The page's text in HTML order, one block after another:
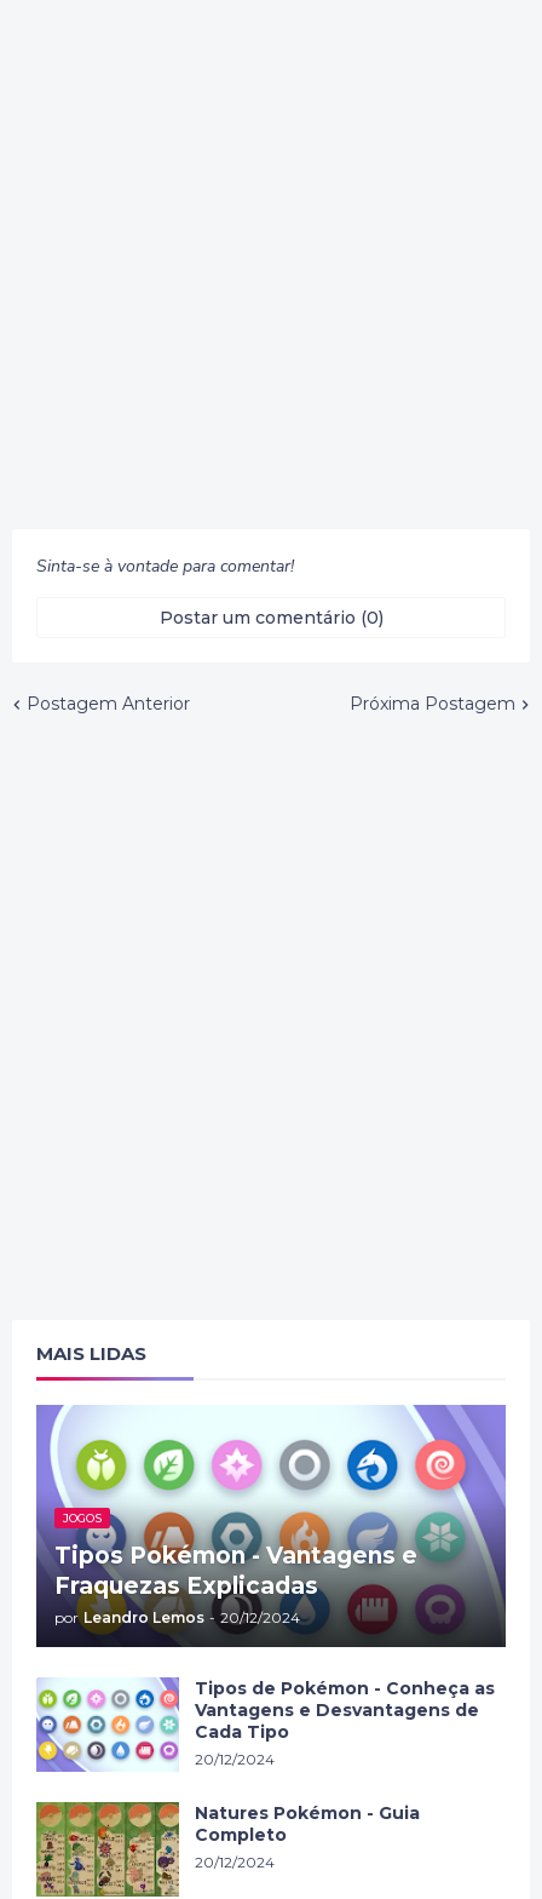
Sinta-se à vontade para comentar!
Postar um comentário (0)
Postagem Anterior Próxima Postagem
MAIS LIDAS
JOGOS
Tipos Pokémon - Vantagens e
Fraquezas Explicadas
por Leandro Lemos - 20/12/2024
Tipos de Pokémon - Conheça as
Vantagens e Desvantagens de
Cada Tipo
20/12/2024
Natures Pokémon - Guia
Completo
20/12/2024